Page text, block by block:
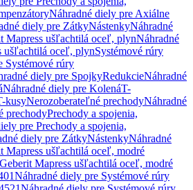
Náhradné diely pre Axiálne
diely pre ZátkyNástenkyNáhradné
Mapress ušľachtilá oceľ, plynNáhradné
ušľachtilá oceľ, plynSystémové rúry
Systémové rúry
diely pre SpojkyRedukcieNáhradné
Náhradné diely pre KolenáT-
kusyNerozoberateľné prechodyNáhradné
prechodyPrechody a spojenia,
pre Prechody a spojenia,
diely pre ZátkyNástenkyNáhradné
Mapress ušľachtilá oceľ, modré
Mapress ušľachtilá oceľ, modré
Náhradné diely pre Systémové rúry